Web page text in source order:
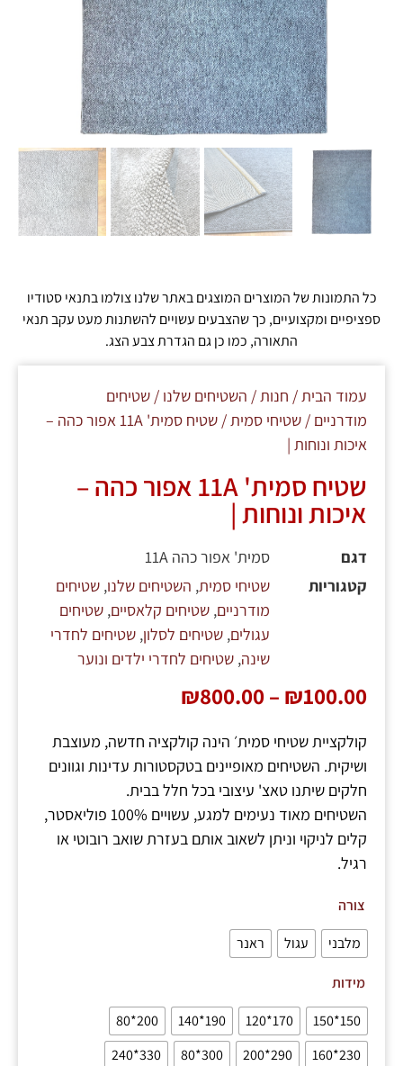
כל התמונות של המוצרים המוצגים באתר שלנו צולמו בתנאי סטודיו
ספציפיים ומקצועיים, כך שהצבעים עשויים להשתנות מעט עקב תנאי
התאורה, כמו כן גם הגדרת צבע הצג.
עמוד הבית/ חנות/ השטיחים שלנו / שטיחים
מודרניים / שטיחי סמית
/ שטיח סמית' 11A אפור כהה –
איכות ונוחות |
שטיח סמית' 11A אפור כהה –
איכות ונוחות |
דגם
סמית' אפור כהה 11A
קטגוריות
שטיחי סמית, השטיחים שלנו, שטיחים
מודרניים, שטיחים קלאסיים, שטיחים
עגולים, שטיחים לסלון, שטיחים לחדרי
שינה, שטיחים לחדרי ילדים ונוער
₪100.00
–
₪800.00
קולקציית שטיחי סמית׳ הינה קולקציה חדשה, מעוצבת
ושיקית. השטיחים מאופיינים בטקסטורות עדינות וגוונים
חלקים שיתנו טאצ' עיצובי בכל חלל בבית.
השטיחים מאוד נעימים למגע, עשויים 100% פוליאסטר,
קלים לניקוי וניתן לשאוב אותם בעזרת שואב רובוטי או
רגיל.
צורה
מלבני
עגול ראנר
מידות
150*150
170*120
190*140
200*80
230*160
290*200
300*80
330*240